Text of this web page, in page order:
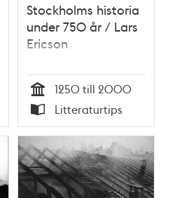
Stockholms historia
under 750 år / Lars
Ericson
Tid
1250 till 2000
Typ
Litteraturtips